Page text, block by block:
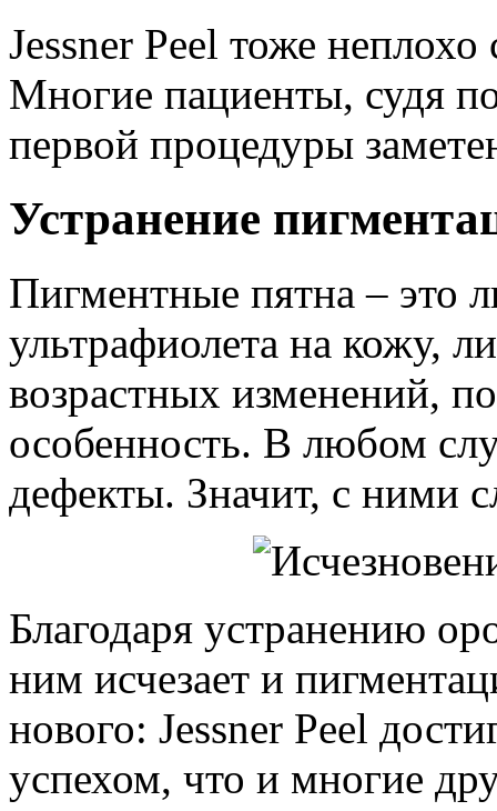
Jessner Peel тоже неплохо
Многие пациенты, судя
первой процедуры
Устранение
Пигментные пятна – это
ультрафиолета на кожу,
возрастных изменений,
особенность. В любом
дефекты. Значит, с ними
Благодаря устранению
ним исчезает и
нового: Jessner Peel
успехом, что и многие